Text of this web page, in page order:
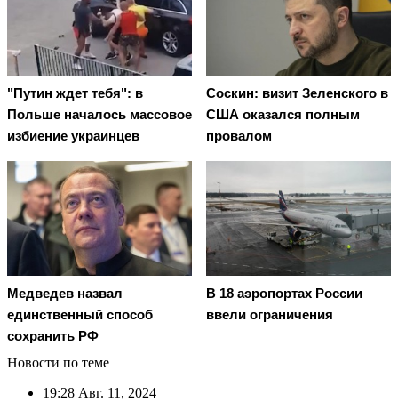
"Путин ждет тебя": в
Польше началось массовое
избиение украинцев
Соскин: визит Зеленского в
США оказался полным
провалом
Медведев назвал
единственный способ
сохранить РФ
В 18 аэропортах России
ввели ограничения
Новости по теме
19:28 Авг. 11, 2024